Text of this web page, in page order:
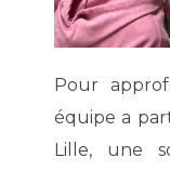
Pour
équipe a
Lille, une